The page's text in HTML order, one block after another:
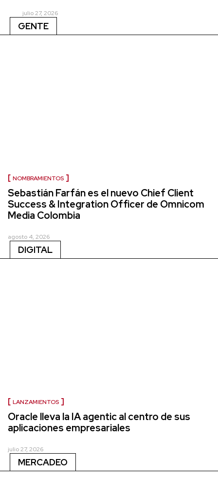
julio 27, 2026
GENTE
NOMBRAMIENTOS
Sebastián Farfán es el nuevo Chief Client
Success & Integration Officer de Omnicom
Media Colombia
agosto 4, 2026
DIGITAL
LANZAMIENTOS
Oracle lleva la IA agentic al centro de sus
aplicaciones empresariales
julio 27, 2026
MERCADEO